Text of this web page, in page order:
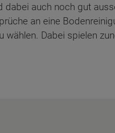
auch noch gut
an eine
Dabei spielen